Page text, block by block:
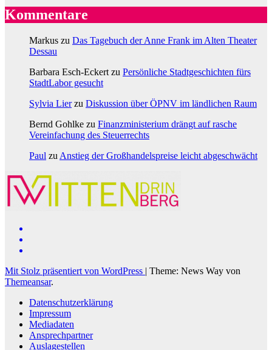
Kommentare
Markus zu Das Tagebuch der Anne Frank im Alten Theater
Dessau
Barbara Esch-Eckert zu Persönliche Stadtgeschichten fürs
StadtLabor gesucht
Sylvia Lierzu Diskussion über ÖPNV im ländlichen Raum
Bernd Gohlke zu Finanzministerium drängt auf rasche
Vereinfachung des Steuerrechts
Paul zu Anstieg der Großhandelspreise leicht abgeschwächt
Mit Stolz präsentiert von WordPress | Theme: News Way von
Themeansar.
Datenschutzerklärung
Impressum
Mediadaten
Ansprechpartner
Auslagestellen